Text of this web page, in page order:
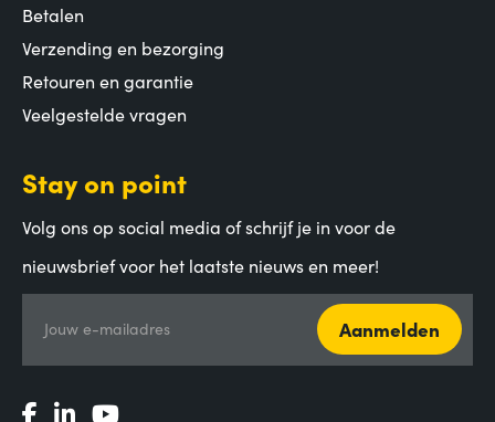
Betalen
Verzending en bezorging
Retouren en garantie
Veelgestelde vragen
Stay on point
Volg ons op social media of schrijf je in voor de
nieuwsbrief voor het laatste nieuws en meer!
Jouw e-mailadres Aanmelden